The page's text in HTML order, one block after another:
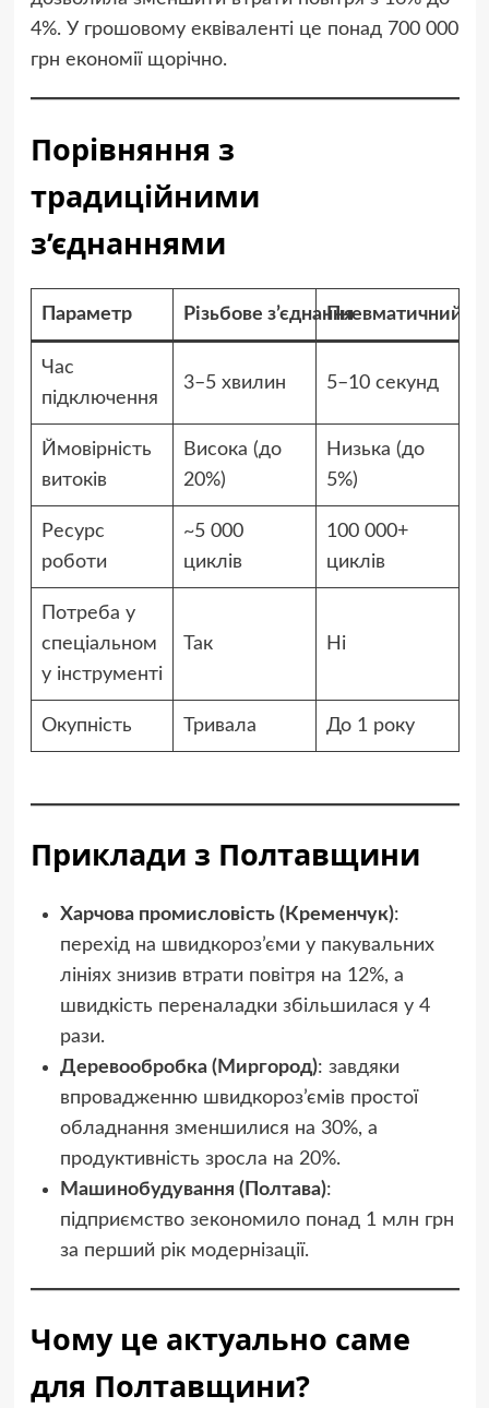
4%. У грошовому еквіваленті це понад 700 000
грн економії щорічно.
Порівняння з
традиційними
з’єднаннями
Параметр Різьбове з’єднанняПневматичний
Час
підключення
3–5 хвилин 5–10 секунд
Ймовірність
витоків
Висока (до
20%)
Низька (до
5%)
Ресурс
роботи
~5 000
циклів
100 000+
циклів
Потреба у
спеціальном
у інструменті
Так Ні
Окупність Тривала До 1 року
Приклади з Полтавщини
Харчова промисловість (Кременчук):
перехід на швидкороз’єми у пакувальних
лініях знизив втрати повітря на 12%, а
швидкість переналадки збільшилася у 4
рази.
Деревообробка (Миргород): завдяки
впровадженню швидкороз’ємів простої
обладнання зменшилися на 30%, а
продуктивність зросла на 20%.
Машинобудування (Полтава):
підприємство зекономило понад 1 млн грн
за перший рік модернізації.
Чому це актуально саме
для Полтавщини?